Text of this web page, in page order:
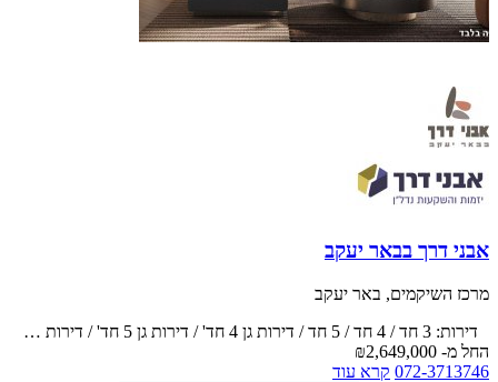
אבני דרך בבאר יעקב
מרכז השיקמים, באר יעקב
דירות: 3 חד / 4 חד / 5 חד / דירות גן 4 חד' / דירות גן 5 חד' / דירות גן 3 חדרים / פנטהאוז 6 חדרים / מיני פנטהאוז 5 חדרים
החל מ- ₪2,649,000
072-3713746 קרא עוד